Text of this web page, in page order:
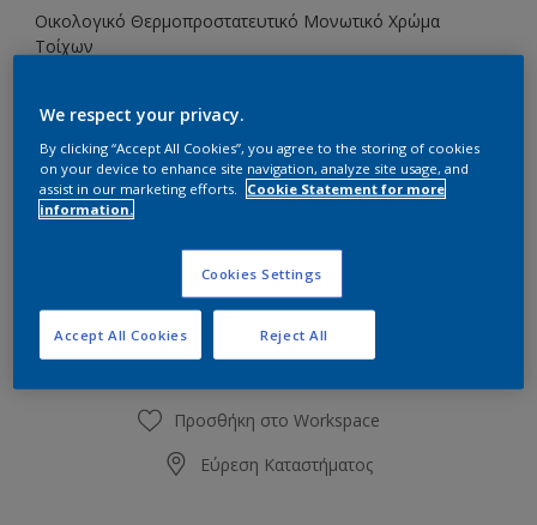
Οικολογικό Θερμοπροστατευτικό Μονωτικό Χρώμα
Τοίχων
10GG 72/219 Menthe
Συσκευασία
Ποσότητα Υπολογισμός χρώματος
Υπολογισμός
Προσθήκη στο Workspace
Εύρεση Καταστήματος
We respect your privacy.
By clicking “Accept All Cookies”, you agree to the storing of cookies
on your device to enhance site navigation, analyze site usage, and
assist in our marketing efforts.
Cookie Statement for more
information.
Cookies Settings
Reject All
Accept All Cookies